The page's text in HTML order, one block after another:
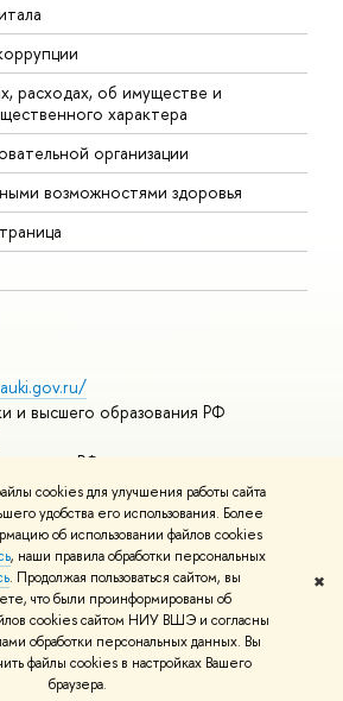
cookies для улучшения работы сайта
удобства его использования. Более
об использовании файлов cookies
, наши правила обработки персональных
. Продолжая пользоваться сайтом, вы
что были проинформированы об
cookies сайтом НИУ ВШЭ и согласны
обработки персональных данных. Вы
файлы cookies в настройках Вашего
браузера.
✖
расходах, об имуществе и
характера
организации
возможностями здоровья
и высшего образования РФ
РФ
mooc
онлайн-курсы
Адреса и контактыУсловия
Политика конфиденциальности
Slab разработаны вШколе дизайна НИУ